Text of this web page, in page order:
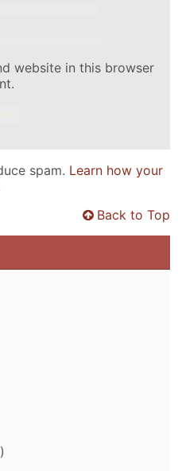
website in this browser
spam. Learn how your
Back to Top